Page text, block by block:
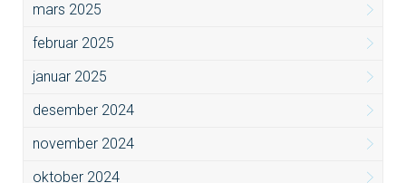
mars 2025
februar 2025
januar 2025
desember 2024
november 2024
oktober 2024